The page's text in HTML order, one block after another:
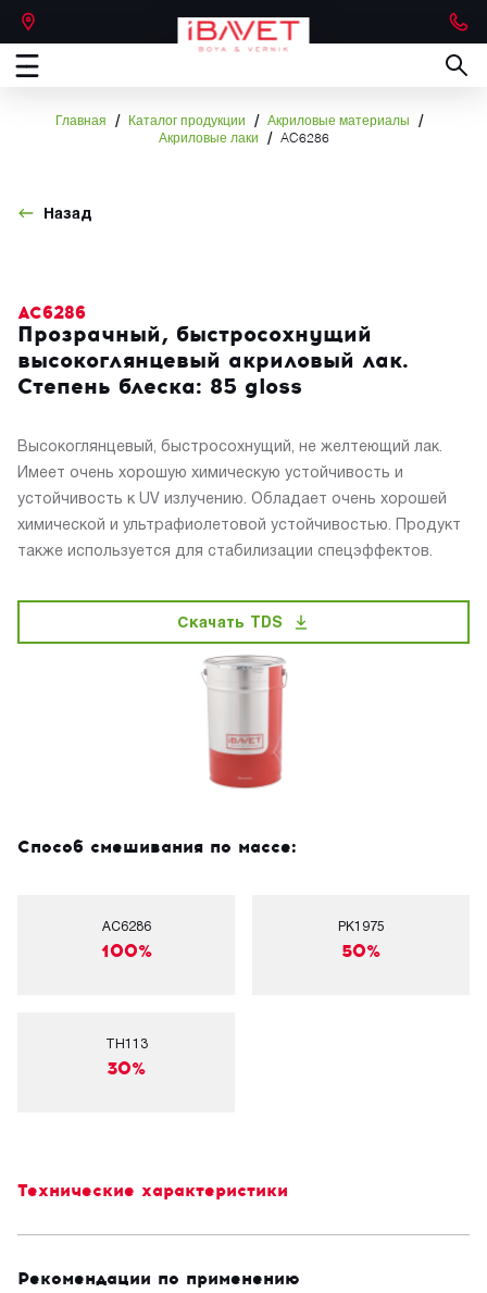
Главная / Каталог продукции / Акриловые материалы /
Акриловые лаки / AC6286
Назад
AC6286
Прозрачный, быстросохнущий
высокоглянцевый акриловый лак.
Степень блеска: 85 gloss
Высокоглянцевый, быстросохнущий, не желтеющий лак.
Имеет очень хорошую химическую устойчивость и
устойчивость к UV излучению. Обладает очень хорошей
химической и ультрафиолетовой устойчивостью. Продукт
также используется для стабилизации спецэффектов.
Скачать TDS
Способ смешивания по массе:
AC6286
100%
PK1975
50%
TH113
30%
Технические характеристики
Рекомендации по применению